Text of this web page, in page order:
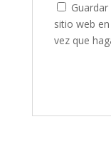
sitio web
vez que